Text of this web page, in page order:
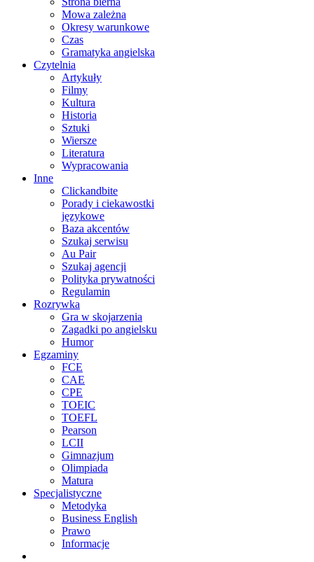
Mowa zależna
Okresy warunkowe
Czas
Gramatyka angielska
Czytelnia
Artykuły
Filmy
Kultura
Historia
Sztuki
Wiersze
Literatura
Wypracowania
Inne
Clickandbite
Porady i ciekawostki
językowe
Baza akcentów
Szukaj serwisu
Au Pair
Szukaj agencji
Polityka prywatności
Regulamin
Rozrywka
Gra w skojarzenia
Zagadki po angielsku
Humor
Egzaminy
FCE
CAE
CPE
TOEIC
TOEFL
Pearson
LCII
Gimnazjum
Olimpiada
Matura
Specjalistyczne
Metodyka
Business English
Prawo
Informacje